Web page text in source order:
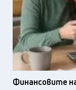
Финансовите